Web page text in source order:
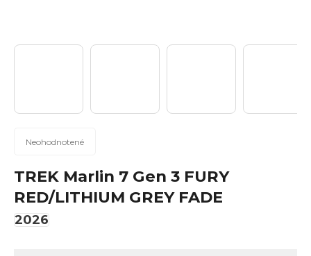
Priemerné
produktu
je
0,0
z
Neohodnotené
TREK Marlin 7 Gen 3 FURY
RED/LITHIUM GREY FADE
2026
?
Hľadať